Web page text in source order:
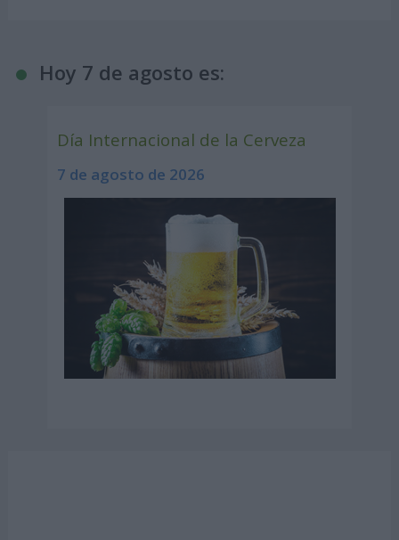
Hoy 7 de agosto es:
Día Internacional de la Cerveza
7 de agosto de 2026